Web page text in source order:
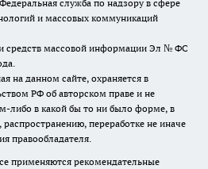
служба по надзору в сфере
и массовых коммуникаций
средств массовой информации Эл № ФС
на данном сайте, охраняется в
РФ об авторском праве и не
либо в какой бы то ни было форме, в
переработке не иначе
правообладателя.
применяются рекомендательные